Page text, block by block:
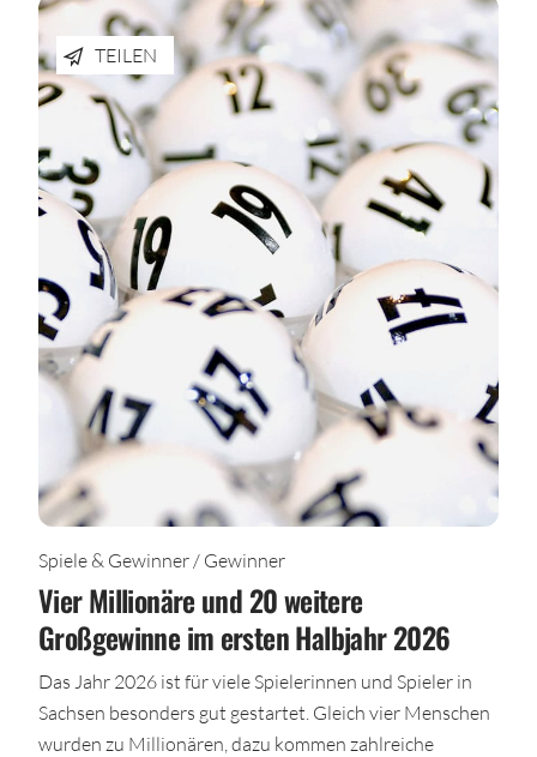
TEILEN
Spiele & Gewinner / Gewinner
Vier Millionäre und 20 weitere
Großgewinne im ersten Halbjahr 2026
Das Jahr 2026 ist für viele Spielerinnen und Spieler in
Sachsen besonders gut gestartet. Gleich vier Menschen
wurden zu Millionären, dazu kommen zahlreiche